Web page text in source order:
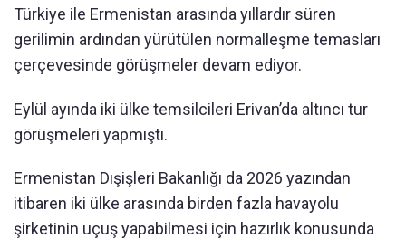
Türkiye ile Ermenistan arasında yıllardır süren
gerilimin ardından yürütülen normalleşme temasları
çerçevesinde görüşmeler devam ediyor.
Eylül ayında iki ülke temsilcileri Erivan’da altıncı tur
görüşmeleri yapmıştı.
Ermenistan Dışişleri Bakanlığı da 2026 yazından
itibaren iki ülke arasında birden fazla havayolu
şirketinin uçuş yapabilmesi için hazırlık konusunda